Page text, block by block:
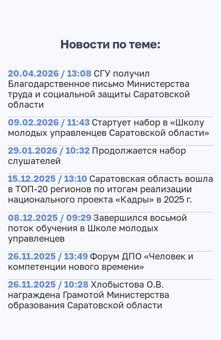
Новости по теме:
20.04.2026 / 13:08 СГУ получил
Благодарственное письмо Министерства
труда и социальной защиты Саратовской
области
09.02.2026 / 11:43 Стартует набор в «Школу
молодых управленцев Саратовской области»
29.01.2026 / 10:32 Продолжается набор
слушателей
15.12.2025 / 13:10 Саратовская область вошла
в ТОП-20 регионов по итогам реализации
национального проекта «Кадры» в 2025 г.
08.12.2025 / 09:29 Завершился восьмой
поток обучения в Школе молодых
управленцев
26.11.2025 / 13:49 Форум ДПО «Человек и
компетенции нового времени»
26.11.2025 / 10:28 Хлобыстова О.В.
награждена Грамотой Министерства
образования Саратовской области